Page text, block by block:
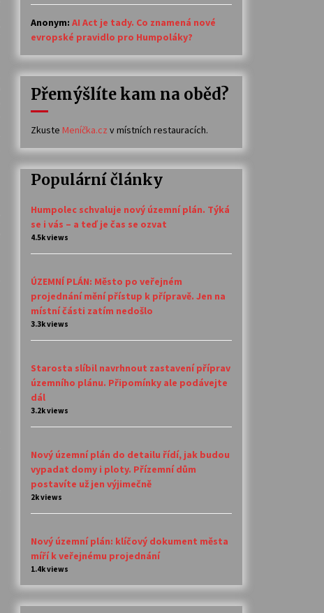
Anonym: AI Act je tady. Co znamená nové
evropské pravidlo pro Humpoláky?
Přemýšlíte kam na oběd?
Zkuste Meníčka.cz v místních restauracích.
Populární články
Humpolec schvaluje nový územní plán. Týká
se i vás – a teď je čas se ozvat
4.5k views
ÚZEMNÍ PLÁN: Město po veřejném
projednání mění přístup k přípravě. Jen na
místní části zatím nedošlo
3.3k views
Starosta slíbil navrhnout zastavení příprav
územního plánu. Připomínky ale podávejte
dál
3.2k views
Nový územní plán do detailu řídí, jak budou
vypadat domy i ploty. Přízemní dům
postavíte už jen výjimečně
2k views
Nový územní plán: klíčový dokument města
míří k veřejnému projednání
1.4k views